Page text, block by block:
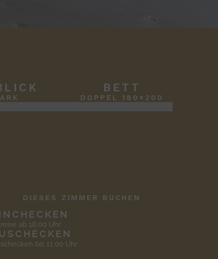
BETT
DOPPEL 180×200
DIESES ZIMMER BUCHEN
ab 16:00 Uhr
bis 11:00 Uhr